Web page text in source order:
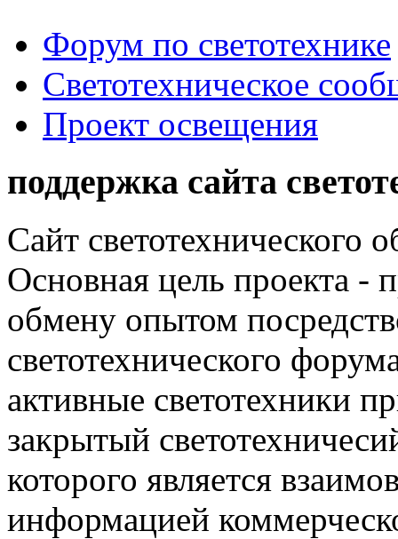
Форум по светотехнике
Светотехническое
Проект освещения
поддержка сайта
Сайт светотехнического
Основная цель проекта -
обмену опытом
светотехнического
активные светотехники
закрытый
которого является
информацией